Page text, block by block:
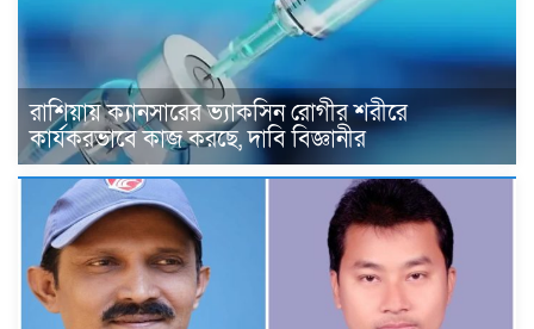
রাশিয়ায় ক্যানসারের ভ্যাকসিন রোগীর শরীরে
কার্যকরভাবে কাজ করছে, দাবি বিজ্ঞানীর